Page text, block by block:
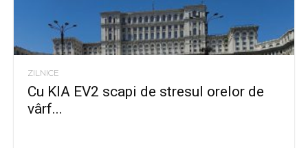
ZILNICE
Cu KIA EV2 scapi de stresul orelor de
vârf...